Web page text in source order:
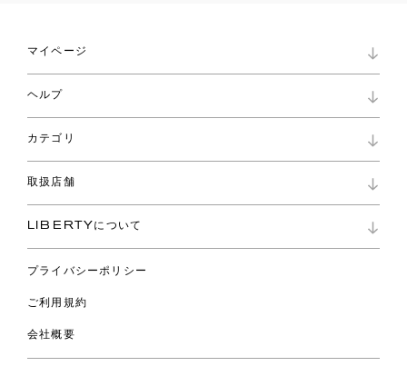
マイページ
ロイヤリティプログラム
パスワード再設定
ショッピングバッグ
ヘルプ
お問い合わせ
よくあるご質問
ご利用ガイド
カテゴリ
コレクション
ファブリックス
バッグ
ウェア
ライフスタイル
スペシャル
取扱店舗
リバティ・ファブリックス
LIBERTYについて
プライバシーポリシー
ご利用規約
会社概要